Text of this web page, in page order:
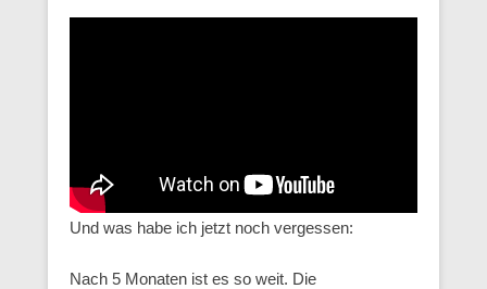
Und was habe ich jetzt noch vergessen:
Nach 5 Monaten ist es so weit. Die